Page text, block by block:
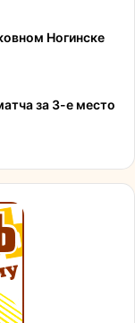
Ногинске
за 3-е место